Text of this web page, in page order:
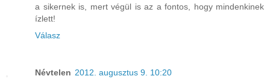
a sikernek is, mert végül is az a fontos, hogy mindenkinek
ízlett!
Válasz
Névtelen 2012. augusztus 9. 10:20